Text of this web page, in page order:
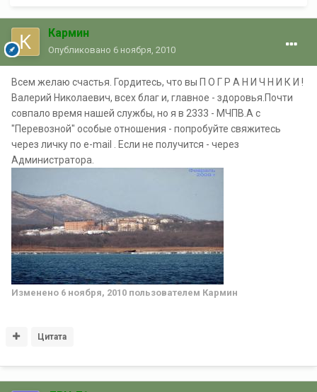
Кармин
Опубликовано 6 ноября, 2010
Всем желаю счастья. Гордитесь, что вы П О Г Р А Н И Ч Н И К И !
Валерий Николаевич, всех благ и, главное - здоровья.Почти
совпало время нашей службы, но я в 2333 - МЧПВ.А с
"Перевозной" особые отношения - попробуйте свяжитесь
через личку по e-mail . Если не получится - через
Администратора.
Изменено 6 ноября, 2010 пользователем Кармин
Цитата